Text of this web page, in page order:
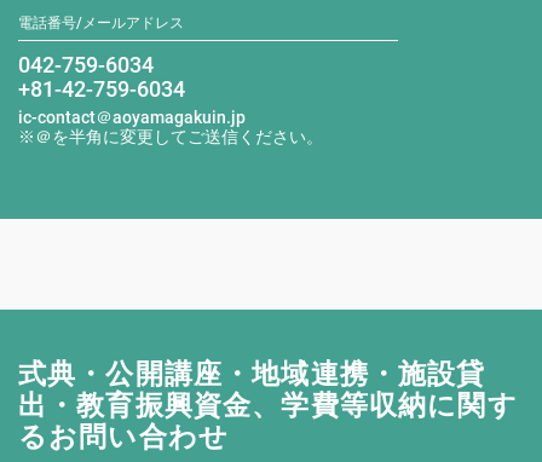
電話番号/メールアドレス
042-759-6034
+81-42-759-6034
ic-contact＠aoyamagakuin.jp
※＠を半角に変更してご送信ください。
式典・公開講座・地域連携・施設貸
出・教育振興資金、学費等収納に関す
るお問い合わせ